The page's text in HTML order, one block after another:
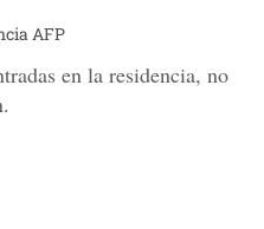
AFP
en la residencia, no